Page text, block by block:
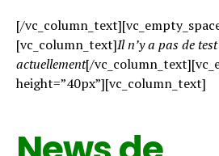
[/
[vc_column_text]Il n’y a pas de
actuellement[/
height=”40px”][vc_column_text]